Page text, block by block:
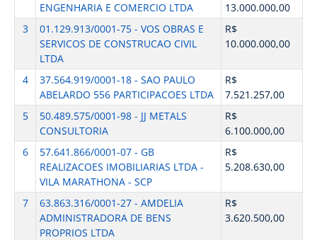
ENGENHARIA E COMERCIO LTDA
13.000.000,00
3
01.129.913/0001-75 - VOS OBRAS E
SERVICOS DE CONSTRUCAO CIVIL
LTDA
R$
10.000.000,00
4
37.564.919/0001-18 - SAO PAULO
ABELARDO 556 PARTICIPACOES LTDA
R$
7.521.257,00
5
50.489.575/0001-98 - JJ METALS
CONSULTORIA
R$
6.100.000,00
6
57.641.866/0001-07 - GB
REALIZACOES IMOBILIARIAS LTDA -
VILA MARATHONA - SCP
R$
5.208.630,00
7
63.863.316/0001-27 - AMDELIA
ADMINISTRADORA DE BENS
PROPRIOS LTDA
R$
3.620.500,00